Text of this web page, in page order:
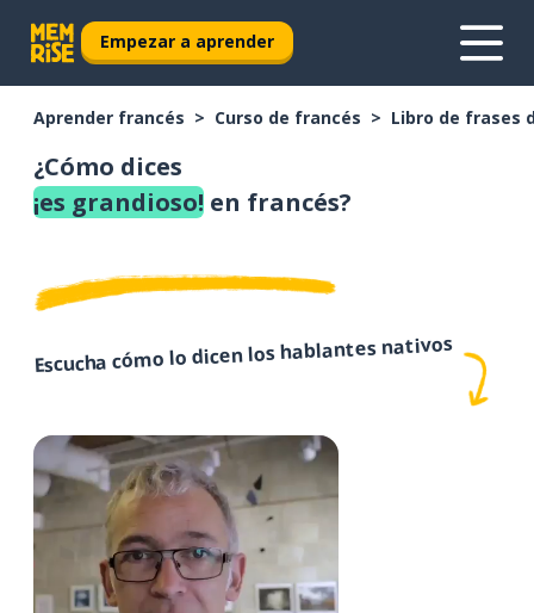
Empezar a aprender
Aprender francés Curso de francés Libro de frases
¿Cómo dices
¡es grandioso! en francés?
Escucha cómo lo dicen los hablantes nativos